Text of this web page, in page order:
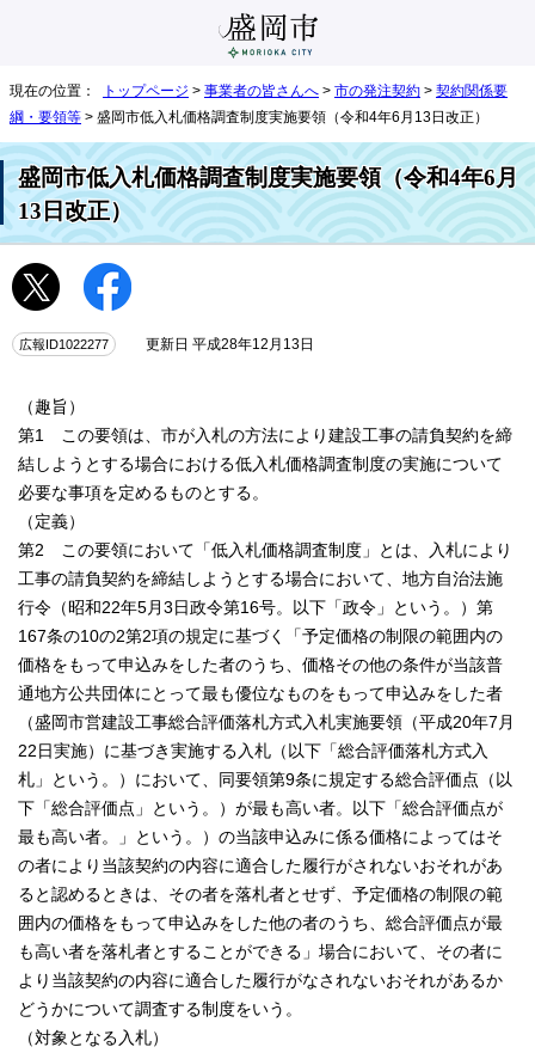
現在の位置： トップページ > 事業者の皆さんへ > 市の発注契約 > 契約関係要
綱・要領等 > 盛岡市低入札価格調査制度実施要領（令和4年6月13日改正）
盛岡市低入札価格調査制度実施要領（令和4年6月
13日改正）
広報ID1022277 更新日 平成28年12月13日
（趣旨）
第1 この要領は、市が入札の方法により建設工事の請負契約を締
結しようとする場合における低入札価格調査制度の実施について
必要な事項を定めるものとする。
（定義）
第2 この要領において「低入札価格調査制度」とは、入札により
工事の請負契約を締結しようとする場合において、地方自治法施
行令（昭和22年5月3日政令第16号。以下「政令」という。）第
167条の10の2第2項の規定に基づく「予定価格の制限の範囲内の
価格をもって申込みをした者のうち、価格その他の条件が当該普
通地方公共団体にとって最も優位なものをもって申込みをした者
（盛岡市営建設工事総合評価落札方式入札実施要領（平成20年7月
22日実施）に基づき実施する入札（以下「総合評価落札方式入
札」という。）において、同要領第9条に規定する総合評価点（以
下「総合評価点」という。）が最も高い者。以下「総合評価点が
最も高い者。」という。）の当該申込みに係る価格によってはそ
の者により当該契約の内容に適合した履行がされないおそれがあ
ると認めるときは、その者を落札者とせず、予定価格の制限の範
囲内の価格をもって申込みをした他の者のうち、総合評価点が最
も高い者を落札者とすることができる」場合において、その者に
より当該契約の内容に適合した履行がなされないおそれがあるか
どうかについて調査する制度をいう。
（対象となる入札）